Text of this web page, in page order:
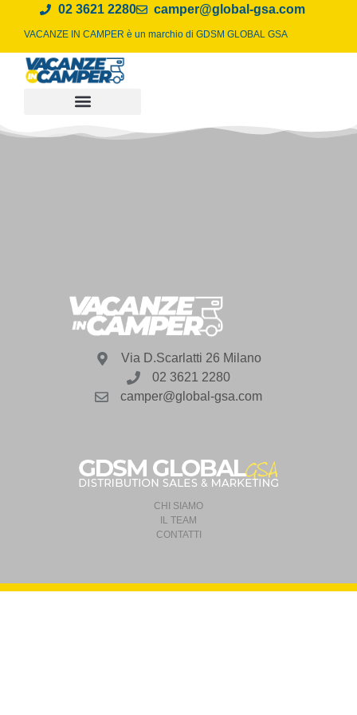
02 3621 2280 camper@global-gsa.com
VACANZE IN CAMPER è un marchio di GDSM GLOBAL GSA
Via D.Scarlatti 26 Milano
02 3621 2280
camper@global-gsa.com
CHI SIAMO
IL TEAM
CONTATTI